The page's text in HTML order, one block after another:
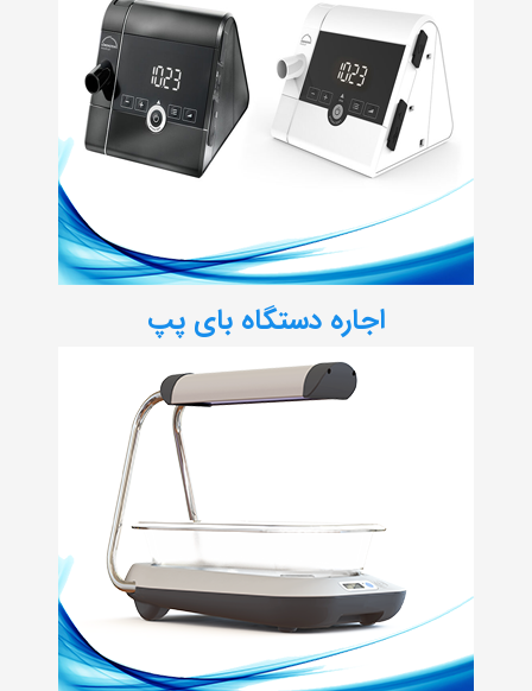
اجاره دستگاه بای پپ